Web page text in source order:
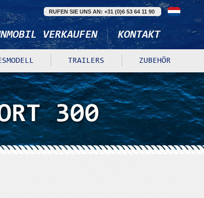
RUFEN SIE UNS AN: +31 (0)6 53 64 11 90
VERKAUFEN KONTAKT
TRAILERS ZUBEHÖR
300